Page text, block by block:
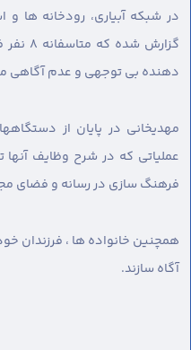
در شبکه آبیاری، رودخانه ها
گزارش
دهنده بی توجهی و عدم آگاهی
مهدیخانی در پایان از
عملیاتی که در شرح وظایف
فرهنگ سازی در رسانه و فضای
همچنین خانواده ها ، فرزندان
آگاه سازند.